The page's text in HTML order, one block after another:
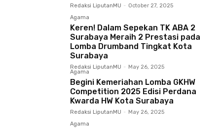
Redaksi LiputanMU - October 27, 2025
Agama
Keren! Dalam Sepekan TK ABA 2
Surabaya Meraih 2 Prestasi pada
Lomba Drumband Tingkat Kota
Surabaya
Redaksi LiputanMU - May 26, 2025
Agama
Begini Kemeriahan Lomba GKHW
Competition 2025 Edisi Perdana
Kwarda HW Kota Surabaya
Redaksi LiputanMU -
May 26, 2025
Agama